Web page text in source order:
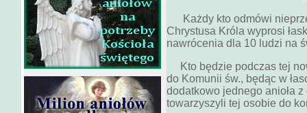
Każdy kto odmówi
Chrystusa Króla wyprosi
nawrócenia dla 10 ludzi na
Kto będzie podczas tej
do Komunii św., będąc w
dodatkowo jednego anioła
towarzyszyli tej osobie do